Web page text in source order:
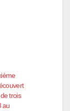
trois
au